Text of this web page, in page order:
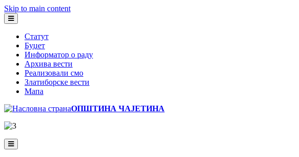
Skip to main content
Статут
Буџет
Информатор о раду
Архива вести
Реализовали смо
Златиборске вести
Мапа
ОПШТИНА ЧАЈЕТИНА